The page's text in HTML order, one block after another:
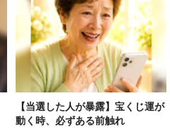
【当選した人が暴露】宝くじ運が
動く時、必ずある前触れ